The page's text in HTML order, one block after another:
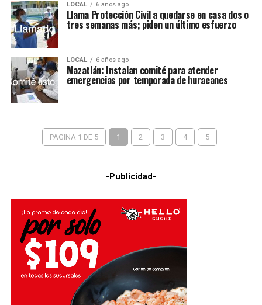
LOCAL 6 años ago
Llama Protección Civil a quedarse en casa dos o
tres semanas más; piden un último esfuerzo
LOCAL 6 años ago
Mazatlán: Instalan comité para atender
emergencias por temporada de huracanes
PAGINA 1 DE 5 1 2 3 4 5
-Publicidad-